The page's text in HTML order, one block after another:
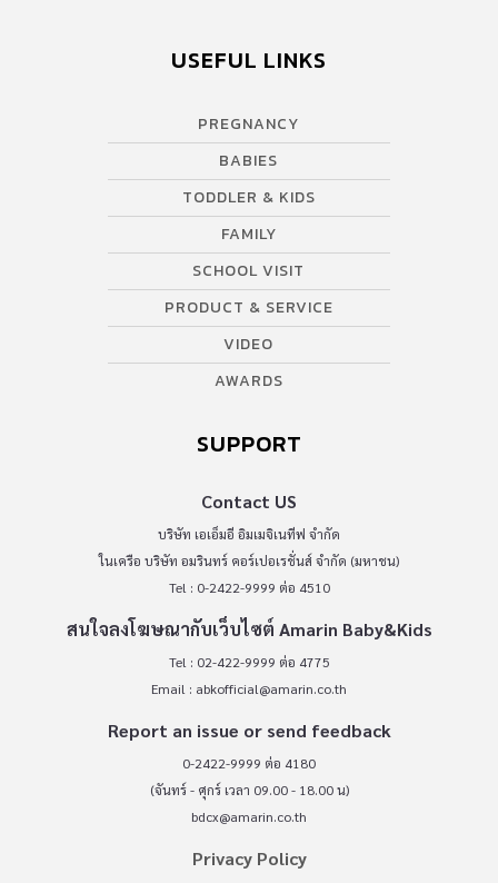
USEFUL LINKS
PREGNANCY
BABIES
TODDLER & KIDS
FAMILY
SCHOOL VISIT
PRODUCT & SERVICE
VIDEO
AWARDS
SUPPORT
Contact US
บริษัท เอเอ็มอี อิมเมจิเนทีฟ จำกัด
ในเครือ บริษัท อมรินทร์ คอร์เปอเรชั่นส์ จำกัด (มหาชน)
Tel : 0-2422-9999 ต่อ 4510
สนใจลงโฆษณากับเว็บไซต์ Amarin Baby&Kids
Tel : 02-422-9999 ต่อ 4775
Email : abkofficial@amarin.co.th
Report an issue or send feedback
0-2422-9999 ต่อ 4180
(จันทร์ - ศุกร์ เวลา 09.00 - 18.00 น)
bdcx@amarin.co.th
Privacy Policy